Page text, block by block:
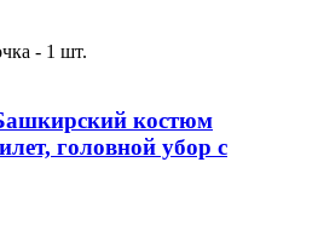
- 1 шт.
костюм
головной убор с